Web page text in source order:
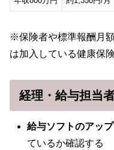
※保険者や標準報酬月
は加入している健康保
経理・給与担当
給与ソフトのアッ
ているか確認する